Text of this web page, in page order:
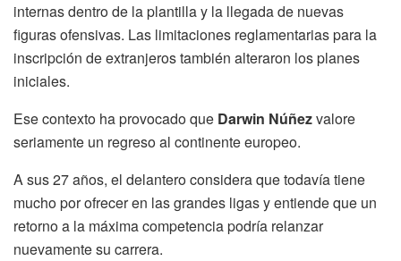
internas dentro de la plantilla y la llegada de nuevas
figuras ofensivas. Las limitaciones reglamentarias para la
inscripción de extranjeros también alteraron los planes
iniciales.
Ese contexto ha provocado que Darwin Núñezvalore
seriamente un regreso al continente europeo.
A sus 27 años, el delantero considera que todavía tiene
mucho por ofrecer en las grandes ligas y entiende que un
retorno a la máxima competencia podría relanzar
nuevamente su carrera.